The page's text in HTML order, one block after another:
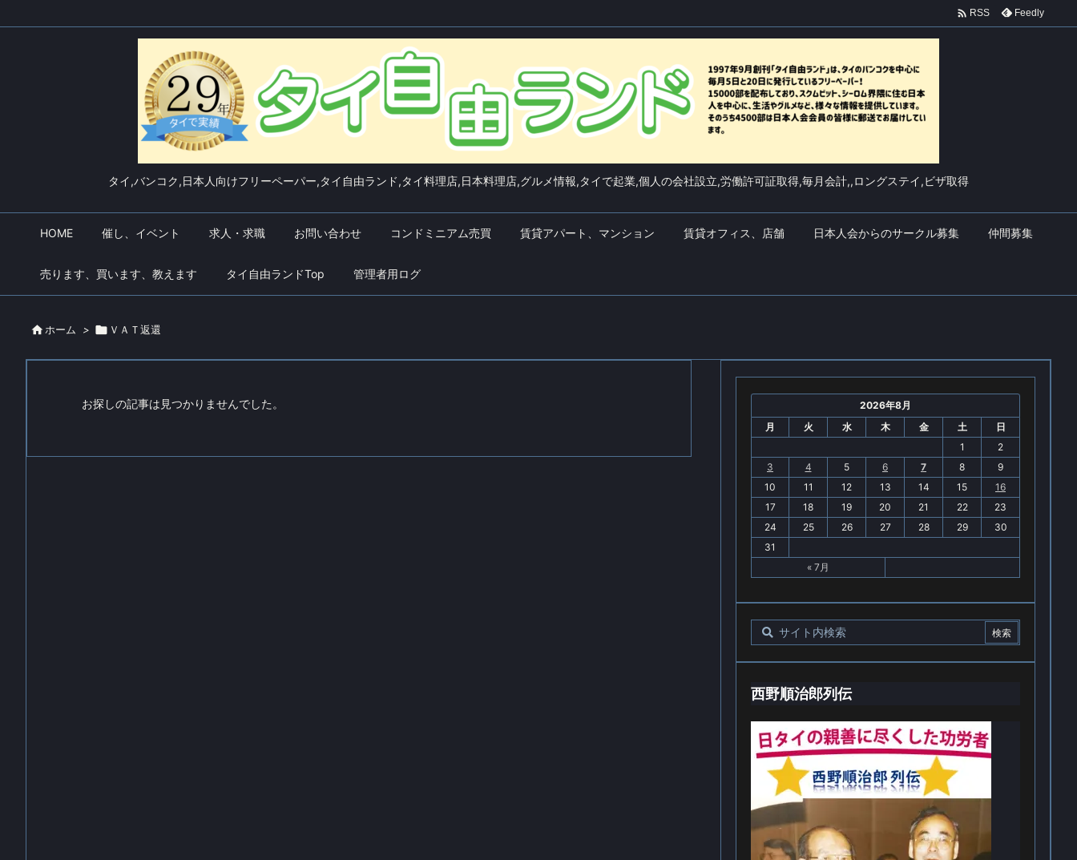
タイ,バンコク,日本人向けフリーペーパー,タイ自由ランド,タイ料理店,日本料理店,グルメ情報,タイで起業,個人の会社設立,労働許可証取得,毎月会計,,ロングステイ,ビザ取得
HOME 催し、イベント 求人・求職 お問い合わせ コンドミニアム売買 賃貸アパート、マンション 賃貸オフィス、店舗 日本人会からのサークル募集 仲間募集
売ります、買います、教えます タイ自由ランドTop 管理者用ログ
 RSS Feedly
 ホーム >  ＶＡＴ返還
お探しの記事は見つかりませんでした。
2026年8月
月
火 水 木 金 土
日
1
2
3
4 5 6 7 8
9
10
11 12 13 14 15
16
17
18 19 20 21 22
23
24
25 26 27 28 29
30
31
« 7月
西野順治郎列伝